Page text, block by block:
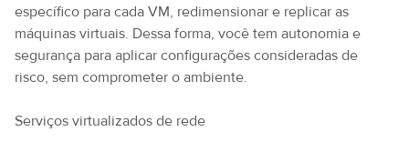
específico para cada VM, redimensionar e replicar as
máquinas virtuais. Dessa forma, você tem autonomia e
segurança para aplicar configurações consideradas de
risco, sem comprometer o ambiente.
Serviços virtualizados de rede